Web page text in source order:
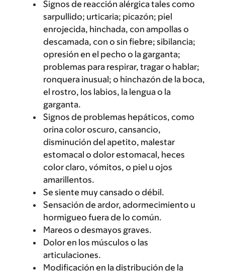
Signos de reacción alérgica tales como
sarpullido; urticaria; picazón; piel
enrojecida, hinchada, con ampollas o
descamada, con o sin fiebre; sibilancia;
opresión en el pecho o la garganta;
problemas para respirar, tragar o hablar;
ronquera inusual; o hinchazón de la boca,
el rostro, los labios, la lengua o la
garganta.
Signos de problemas hepáticos, como
orina color oscuro, cansancio,
disminución del apetito, malestar
estomacal o dolor estomacal, heces
color claro, vómitos, o piel u ojos
amarillentos.
Se siente muy cansado o débil.
Sensación de ardor, adormecimiento u
hormigueo fuera de lo común.
Mareos o desmayos graves.
Dolor en los músculos o las
articulaciones.
Modificación en la distribución de la